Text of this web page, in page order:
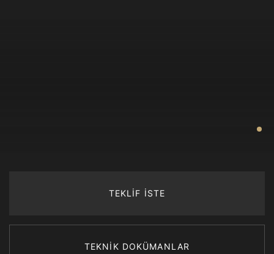
TEKLİF İSTE
TEKNİK DOKÜMANLAR